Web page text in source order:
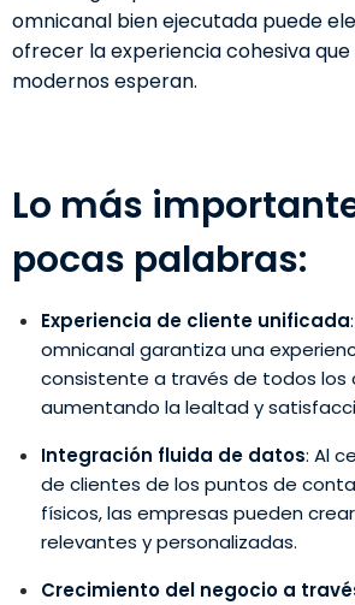
omnicanal bien ejecutada puede
ofrecer la experiencia cohesiva
modernos esperan.
Lo más
pocas palabras:
Experiencia de cliente unificada
omnicanal garantiza una
consistente a través de todos los
aumentando la lealtad y
Integración fluida de datos: Al
de clientes de los puntos de
físicos, las empresas pueden
relevantes y personalizadas.
Crecimiento del negocio a